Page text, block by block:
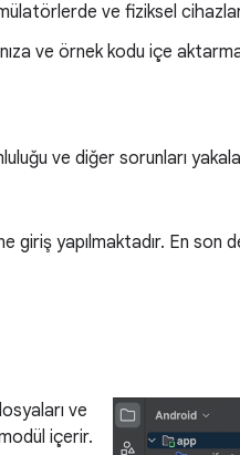
ve fiziksel
ve örnek kodu içe
ve diğer sorunları
yapılmaktadır. En son
ve
içerir.